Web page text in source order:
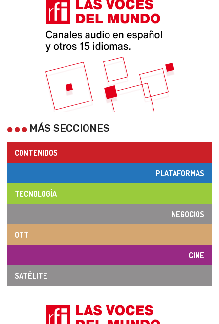
MÁS SECCIONES
CONTENIDOS
PLATAFORMAS
TECNOLOGÍA
NEGOCIOS
OTT
CINE
SATÉLITE